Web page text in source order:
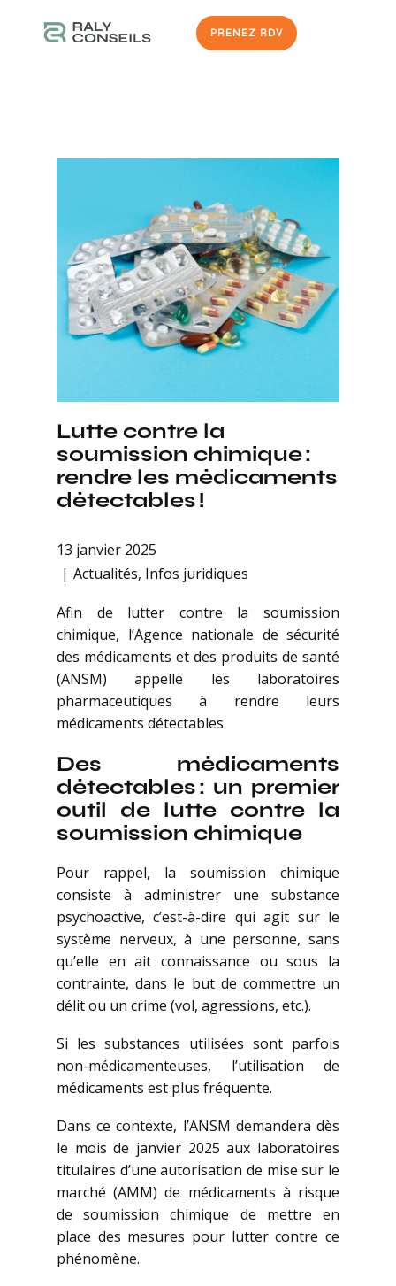
PRENEZ RDV
Lutte contre la
soumission chimique :
rendre les médicaments
détectables !
13 janvier 2025
Actualités, Infos juridiques
Afin de lutter contre la soumission
chimique, l’Agence nationale de sécurité
des médicaments et des produits de santé
(ANSM) appelle les laboratoires
pharmaceutiques à rendre leurs
médicaments détectables.
Des médicaments
détectables : un premier
outil de lutte contre la
soumission chimique
Pour rappel, la soumission chimique
consiste à administrer une substance
psychoactive, c’est-à-dire qui agit sur le
système nerveux, à une personne, sans
qu’elle en ait connaissance ou sous la
contrainte, dans le but de commettre un
délit ou un crime (vol, agressions, etc.).
Si les substances utilisées sont parfois
non-médicamenteuses, l’utilisation de
médicaments est plus fréquente.
Dans ce contexte, l’ANSM demandera dès
le mois de janvier 2025 aux laboratoires
titulaires d’une autorisation de mise sur le
marché (AMM) de médicaments à risque
de soumission chimique de mettre en
place des mesures pour lutter contre ce
phénomène.